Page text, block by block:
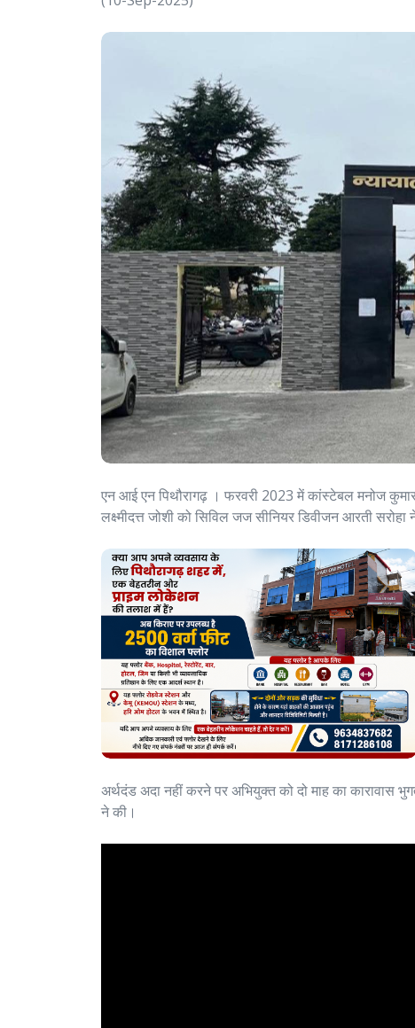
एन आई एन पिथौरागढ़ । फरवरी 2023 में कांस्टेबल मनोज
लक्ष्मीदत्त जोशी को सिविल जज सीनियर डिवीजन आरती
अर्थदंड अदा नहीं करने पर अभियुक्त को दो माह का कारावास
ने की।